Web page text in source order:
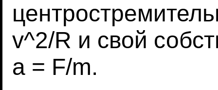
v^2/R и свой
a = F/m.